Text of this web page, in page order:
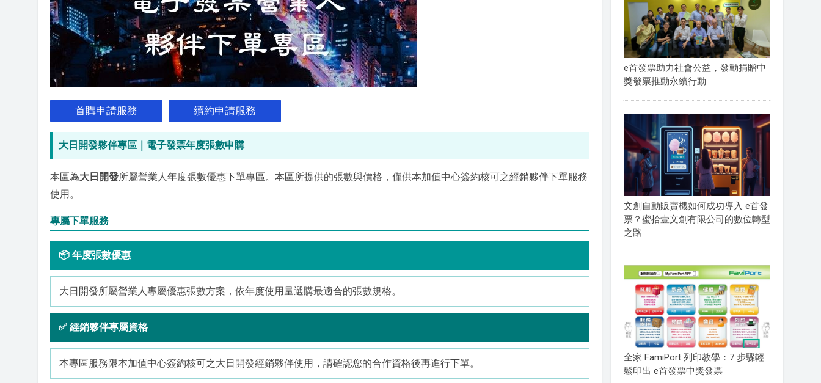
首購申請服務 續約申請服務
大日開發夥伴專區｜電子發票年度張數申購
本區為大日開發所屬營業人年度張數優惠下單專區。本區所提供的張數與價格，僅供本加值中心簽約核可之經銷夥伴下單服務
使用。
專屬下單服務
📦 年度張數優惠
大日開發所屬營業人專屬優惠張數方案，依年度使用量選購最適合的張數規格。
✅ 經銷夥伴專屬資格
本專區服務限本加值中心簽約核可之大日開發經銷夥伴使用，請確認您的合作資格後再進行下單。
e首發票助力社會公益，發動捐贈中
獎發票推動永續行動
文創自動販賣機如何成功導入 e首發
票？蜜拾壹文創有限公司的數位轉型
之路
全家 FamiPort 列印教學：7 步驟輕
鬆印出 e首發票中獎發票